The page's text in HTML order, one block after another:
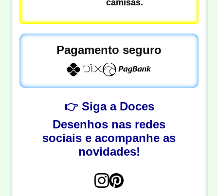
camisas.
Pagamento seguro
👉 Siga a Doces
Desenhos nas redes
sociais e acompanhe as
novidades!